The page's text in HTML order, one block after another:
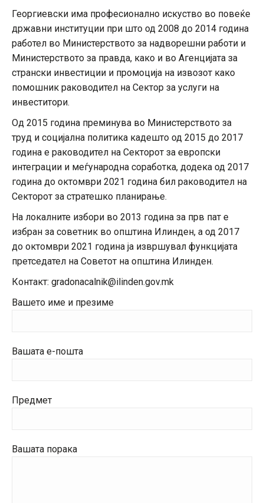
Георгиевски има професионално искуство во повеќе
државни институции при што од 2008 до 2014 година
работел во Министерството за надворешни работи и
Министерството за правда, како и во Агенцијата за
странски инвестиции и промоција на извозот како
помошник раководител на Сектор за услуги на
инвеститори.
Од 2015 година преминува во Министерството за
труд и социјална политика кадешто од 2015 до 2017
година е раководител на Секторот за европски
интеграции и меѓународна соработка, додека од 2017
година до октомври 2021 година бил раководител на
Секторот за стратешко планирање.
На локалните избори во 2013 година за прв пат е
избран за советник во општина Илинден, а од 2017
до октомври 2021 година ја извршувал функцијата
претседател на Советот на општина Илинден.
Контакт: gradonacalnik@ilinden.gov.mk
Вашето име и презиме
Вашата е-пошта
Предмет
Вашата порака